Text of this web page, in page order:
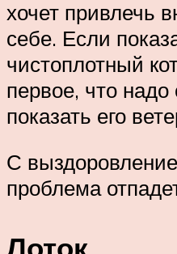
хочет привлечь
себе. Если
чистоплотный
первое, что надо
показать его
С
проблема